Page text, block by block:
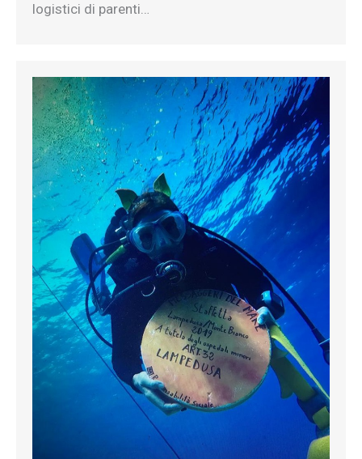
logistici di parenti…